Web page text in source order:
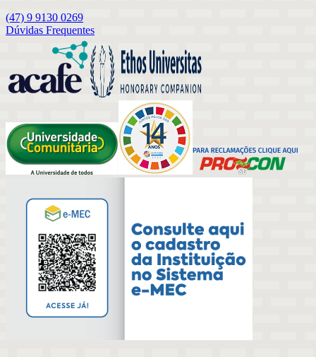
(47) 9 9130 0269
Dúvidas Frequentes